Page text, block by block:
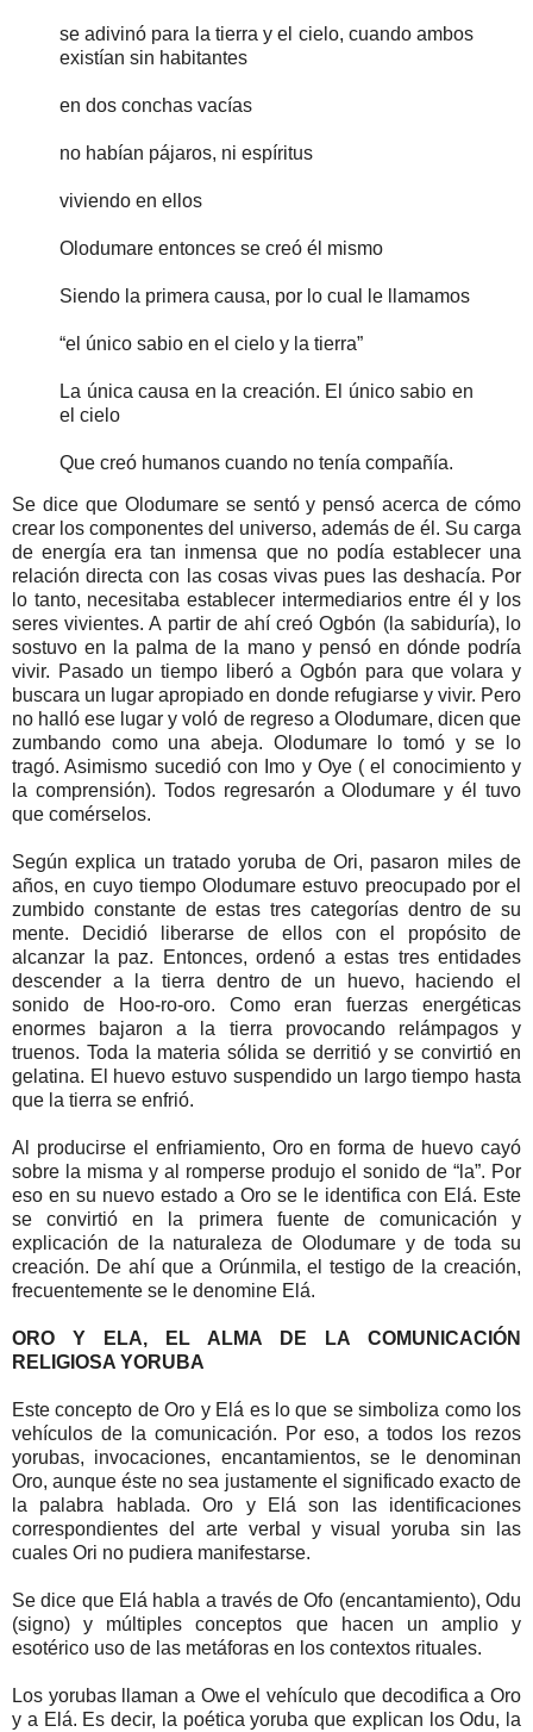
se adivinó para la tierra y el cielo, cuando ambos
existían sin habitantes
en dos conchas vacías
no habían pájaros, ni espíritus
viviendo en ellos
Olodumare entonces se creó él mismo
Siendo la primera causa, por lo cual le llamamos
“el único sabio en el cielo y la tierra”
La única causa en la creación. El único sabio en
el cielo
Que creó humanos cuando no tenía compañía.
Se dice que Olodumare se sentó y pensó acerca de cómo
crear los componentes del universo, además de él. Su carga
de energía era tan inmensa que no podía establecer una
relación directa con las cosas vivas pues las deshacía. Por
lo tanto, necesitaba establecer intermediarios entre él y los
seres vivientes. A partir de ahí creó Ogbón (la sabiduría), lo
sostuvo en la palma de la mano y pensó en dónde podría
vivir. Pasado un tiempo liberó a Ogbón para que volara y
buscara un lugar apropiado en donde refugiarse y vivir. Pero
no halló ese lugar y voló de regreso a Olodumare, dicen que
zumbando como una abeja. Olodumare lo tomó y se lo
tragó. Asimismo sucedió con Imo y Oye ( el conocimiento y
la comprensión). Todos regresarón a Olodumare y él tuvo
que comérselos.
Según explica un tratado yoruba de Ori, pasaron miles de
años, en cuyo tiempo Olodumare estuvo preocupado por el
zumbido constante de estas tres categorías dentro de su
mente. Decidió liberarse de ellos con el propósito de
alcanzar la paz. Entonces, ordenó a estas tres entidades
descender a la tierra dentro de un huevo, haciendo el
sonido de Hoo-ro-oro. Como eran fuerzas energéticas
enormes bajaron a la tierra provocando relámpagos y
truenos. Toda la materia sólida se derritió y se convirtió en
gelatina. El huevo estuvo suspendido un largo tiempo hasta
que la tierra se enfrió.
Al producirse el enfriamiento, Oro en forma de huevo cayó
sobre la misma y al romperse produjo el sonido de “la”. Por
eso en su nuevo estado a Oro se le identifica con Elá. Este
se convirtió en la primera fuente de comunicación y
explicación de la naturaleza de Olodumare y de toda su
creación. De ahí que a Orúnmila, el testigo de la creación,
frecuentemente se le denomine Elá.
ORO Y ELA, EL ALMA DE LA COMUNICACIÓN
RELIGIOSA YORUBA
Este concepto de Oro y Elá es lo que se simboliza como los
vehículos de la comunicación. Por eso, a todos los rezos
yorubas, invocaciones, encantamientos, se le denominan
Oro, aunque éste no sea justamente el significado exacto de
la palabra hablada. Oro y Elá son las identificaciones
correspondientes del arte verbal y visual yoruba sin las
cuales Ori no pudiera manifestarse.
Se dice que Elá habla a través de Ofo (encantamiento), Odu
(signo) y múltiples conceptos que hacen un amplio y
esotérico uso de las metáforas en los contextos rituales.
Los yorubas llaman a Owe el vehículo que decodifica a Oro
y a Elá. Es decir, la poética yoruba que explican los Odu, la